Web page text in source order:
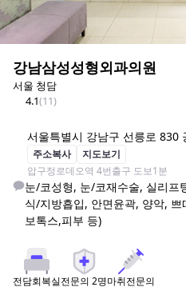
강남삼성성형외과의원
서울 청담
4.1(11)
서울특별시 강남구 선릉로 830
주소복사
지도보기
압구정로데오역 4번출구 도보1분
눈/코성형, 눈/코재수술, 실리프
식/지방흡입, 안면윤곽, 양악,
보톡스,피부 등)
전담회복실전문의 2명마취전문의